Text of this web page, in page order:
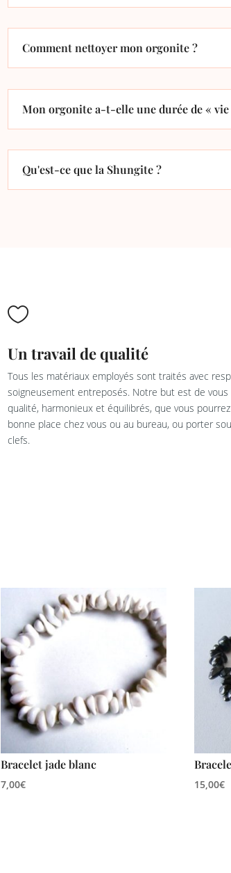
Comment nettoyer mon orgonite ?
Mon orgonite a-t-elle une durée de « vie
Qu'est-ce que la Shungite ?

Un travail de qualité
Tous les matériaux employés sont traités avec
soigneusement entreposés. Notre but est de
qualité, harmonieux et équilibrés, que vous
bonne place chez vous ou au bureau, ou porter
clefs.
Bracelet jade blanc
7,00€ 15,00€